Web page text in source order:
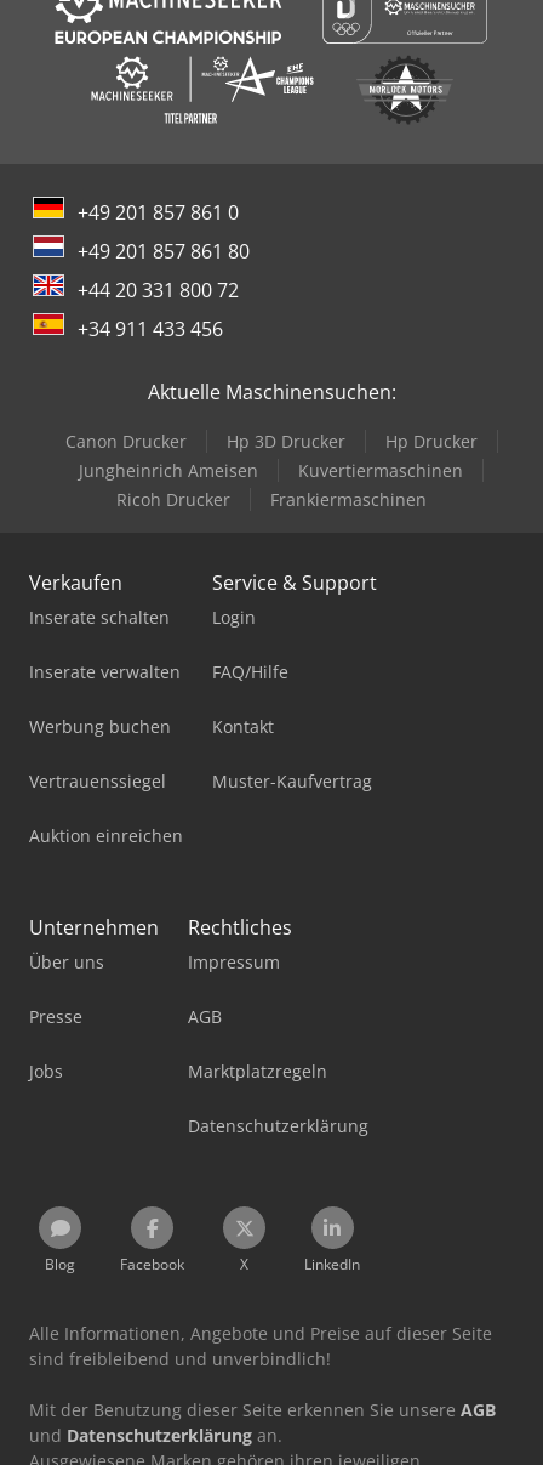
+49 201 857 861 0
+49 201 857 861 80
+44 20 331 800 72
+34 911 433 456
Aktuelle Maschinensuchen:
Canon Drucker Hp 3D Drucker
Hp Drucker
Jungheinrich Ameisen
Kuvertiermaschinen
Ricoh Drucker
Frankiermaschinen
Verkaufen
Inserate schalten
Inserate verwalten
Werbung buchen
Vertrauenssiegel
Auktion einreichen
Service & Support
Login
FAQ/Hilfe
Kontakt
Muster-Kaufvertrag
Unternehmen
Über uns
Presse
Jobs
Rechtliches
Impressum
AGB
Marktplatzregeln
Datenschutzerklärung
Blog Facebook X LinkedIn
Alle Informationen, Angebote und Preise auf dieser Seite
sind freibleibend und unverbindlich!
Mit der Benutzung dieser Seite erkennen Sie unsere AGB
und Datenschutzerklärung an.